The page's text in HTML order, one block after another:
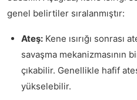
genel belirtiler sıralanmıştır:
Ateş: Kene ısırığı
savaşma mekanizmasının
çıkabilir. Genellikle hafif
yükselebilir.